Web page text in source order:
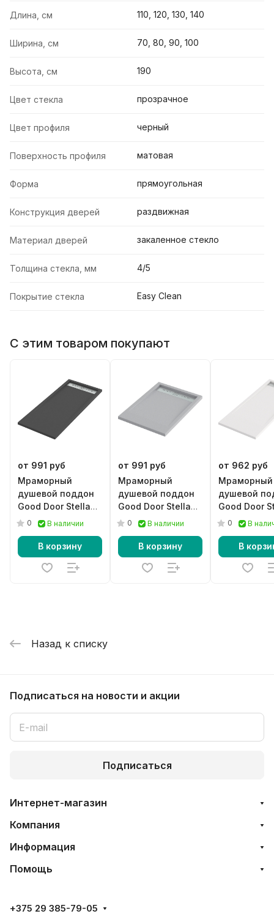
Длина, см 110, 120, 130, 140
Ширина, см 70, 80, 90, 100
Высота, см 190
Цвет стекла прозрачное
Цвет профиля черный
Поверхность профиля матовая
Форма прямоугольная
Конструкция дверей раздвижная
Материал дверей закаленное стекло
Толщина стекла, мм 4/5
Покрытие стекла Easy Clean
С этим товаром покупают
от 991 руб
Мраморный
душевой поддон
Good Door Stella
черный
0 В наличии
В корзину
от 991 руб
Мраморный
душевой поддон
Good Door Stella
серый
0 В наличии
В корзину
от 962 руб
Мраморный
душевой
Good Door
белый
0 В
В
Назад к списку
Подписаться на новости и акции
Подписаться
Интернет-магазин
Компания
Информация
Помощь
+375 29 385-79-05